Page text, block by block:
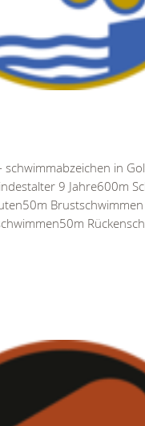
schwimmabzeichen in
9 Jahre600m